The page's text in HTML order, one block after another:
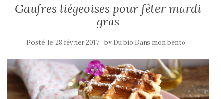
Gaufres liégeoises pour fêter mardi
gras
Posté le 28 février 2017 by Du bio Dans mon bento